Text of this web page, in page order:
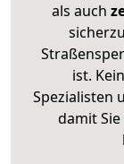
als auch
ist.
Spezialisten
damit